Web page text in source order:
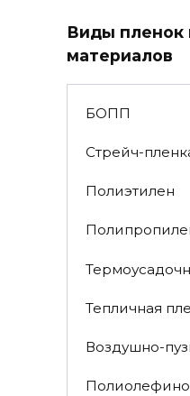
Виды пленок
материалов
БОПП
Стрейч-
Полиэтилен
Тепличная
Воздушно-